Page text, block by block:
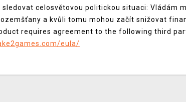
sledovat celosvětovou politickou situaci: Vládám
a kvůli tomu mohou začít snižovat
requires agreement to the following third
eula/